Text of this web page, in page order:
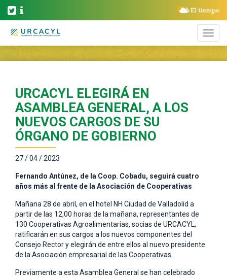
URCACYL ELEGIRÁ EN
ASAMBLEA GENERAL, A LOS
NUEVOS CARGOS DE SU
ÓRGANO DE GOBIERNO
27 / 04 / 2023
Fernando Antúnez, de la Coop. Cobadu, seguirá cuatro
años más al frente de la Asociación de Cooperativas
Mañana 28 de abril, en el hotel NH Ciudad de Valladolid a
partir de las 12,00 horas de la mañana, representantes de
130 Cooperativas Agroalimentarias, socias de URCACYL,
ratificarán en sus cargos a los nuevos componentes del
Consejo Rector y elegirán de entre ellos al nuevo presidente
de la Asociación empresarial de las Cooperativas.
Previamente a esta Asamblea General se han celebrado